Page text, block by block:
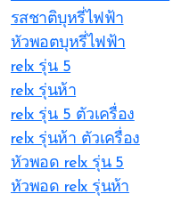
รสชาติบุหรี่ไฟฟ้า
หัวพอตบุหรี่ไฟฟ้า
relx รุ่น 5
relx รุ่นห้า
relx รุ่น 5 ตัวเครื่อง
relx รุ่นห้า ตัวเครื่อง
หัวพอด relx รุ่น 5
หัวพอด relx รุ่นห้า